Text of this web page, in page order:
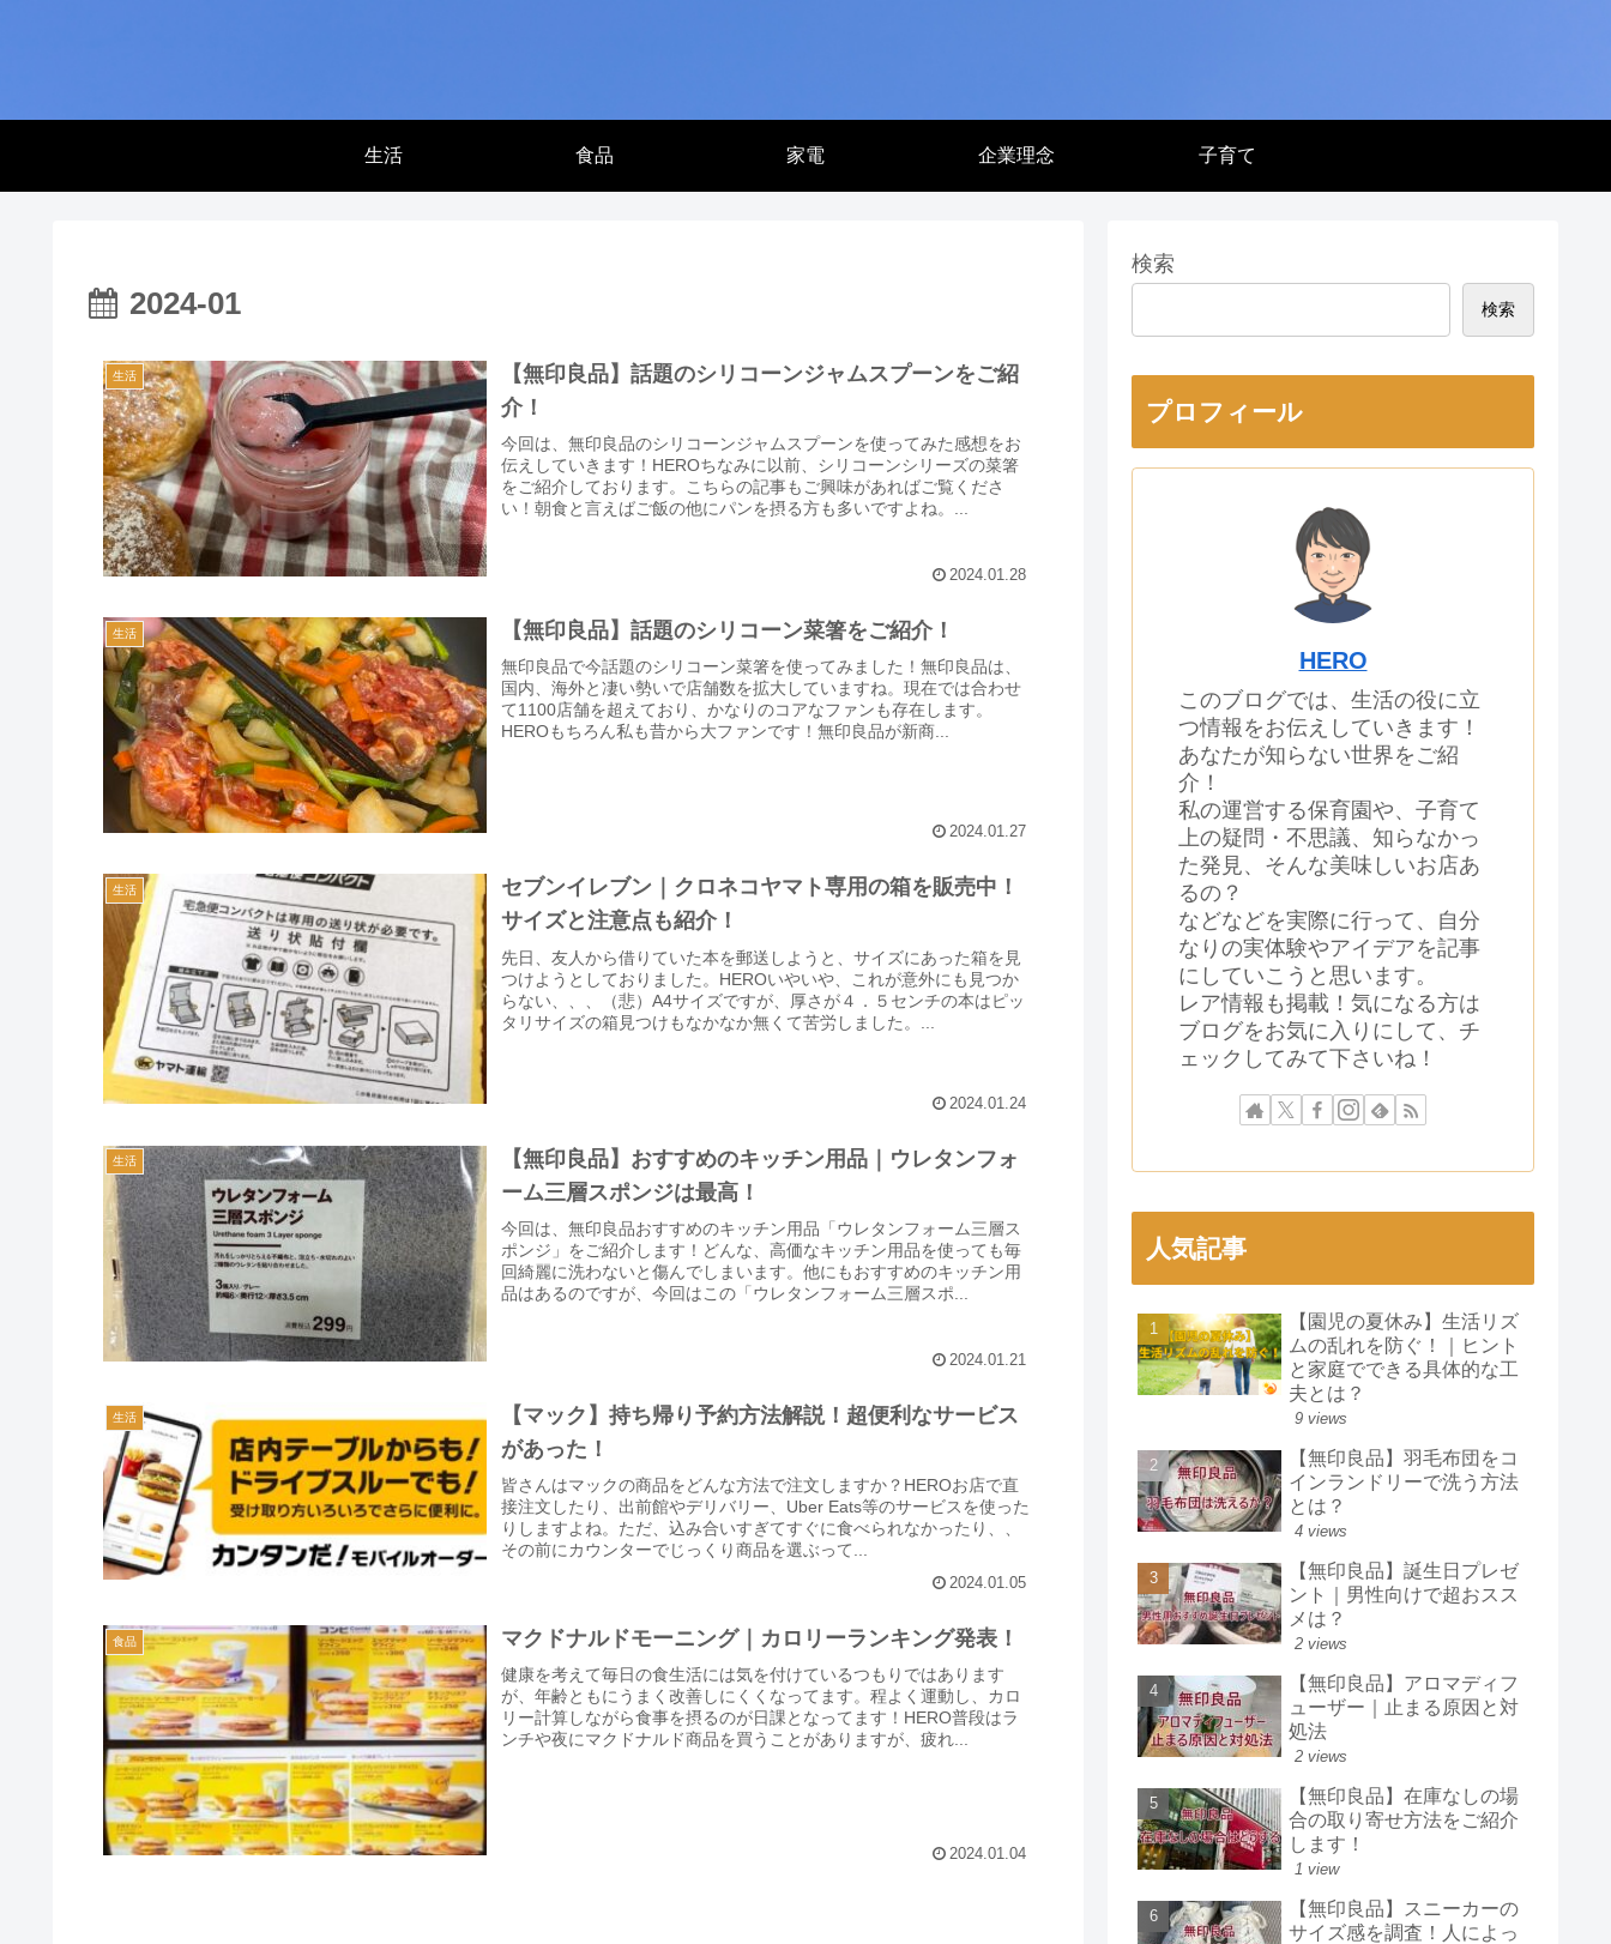
生活 食品 家電 企業理念 子育て
2024-01
生活
【無印良品】話題のシリコーンジャムスプーンをご紹
介！
今回は、無印良品のシリコーンジャムスプーンを使ってみた感想をお
伝えしていきます！HEROちなみに以前、シリコーンシリーズの菜箸
をご紹介しております。こちらの記事もご興味があればご覧くださ
い！朝食と言えばご飯の他にパンを摂る方も多いですよね。...
2024.01.28
生活 【無印良品】話題のシリコーン菜箸をご紹介！
無印良品で今話題のシリコーン菜箸を使ってみました！無印良品は、
国内、海外と凄い勢いで店舗数を拡大していますね。現在では合わせ
て1100店舗を超えており、かなりのコアなファンも存在します。
HEROもちろん私も昔から大ファンです！無印良品が新商...
2024.01.27
生活
セブンイレブン｜クロネコヤマト専用の箱を販売中！
サイズと注意点も紹介！
先日、友人から借りていた本を郵送しようと、サイズにあった箱を見
つけようとしておりました。HEROいやいや、これが意外にも見つか
らない、、、（悲）A4サイズですが、厚さが４．５センチの本はピッ
タリサイズの箱見つけもなかなか無くて苦労しました。...
2024.01.24
生活
【無印良品】おすすめのキッチン用品｜ウレタンフォ
ーム三層スポンジは最高！
今回は、無印良品おすすめのキッチン用品「ウレタンフォーム三層ス
ポンジ」をご紹介します！どんな、高価なキッチン用品を使っても毎
回綺麗に洗わないと傷んでしまいます。他にもおすすめのキッチン用
品はあるのですが、今回はこの「ウレタンフォーム三層スポ...
2024.01.21
生活
【マック】持ち帰り予約方法解説！超便利なサービス
があった！
皆さんはマックの商品をどんな方法で注文しますか？HEROお店で直
接注文したり、出前館やデリバリー、Uber Eats等のサービスを使った
りしますよね。ただ、込み合いすぎてすぐに食べられなかったり、、
その前にカウンターでじっくり商品を選ぶって...
2024.01.05
食品 マクドナルドモーニング｜カロリーランキング発表！
健康を考えて毎日の食生活には気を付けているつもりではあります
が、年齢ともにうまく改善しにくくなってます。程よく運動し、カロ
リー計算しながら食事を摂るのが日課となってます！HERO普段はラ
ンチや夜にマクドナルド商品を買うことがありますが、疲れ...
2024.01.04
検索
検索
プロフィール
HERO
このブログでは、生活の役に立
つ情報をお伝えしていきます！
あなたが知らない世界をご紹
介！
私の運営する保育園や、子育て
上の疑問・不思議、知らなかっ
た発見、そんな美味しいお店あ
るの？
などなどを実際に行って、自分
なりの実体験やアイデアを記事
にしていこうと思います。
レア情報も掲載！気になる方は
ブログをお気に入りにして、チ
ェックしてみて下さいね！
人気記事
【園児の夏休み】生活リズ
ムの乱れを防ぐ！｜ヒント
と家庭でできる具体的な工
夫とは？
9 views
【無印良品】羽毛布団をコ
インランドリーで洗う方法
とは？
4 views
【無印良品】誕生日プレゼ
ント｜男性向けで超おスス
メは？
2 views
【無印良品】アロマディフ
ューザー｜止まる原因と対
処法
2 views
【無印良品】在庫なしの場
合の取り寄せ方法をご紹介
します！
1 view
【無印良品】スニーカーの
サイズ感を調査！人によっ